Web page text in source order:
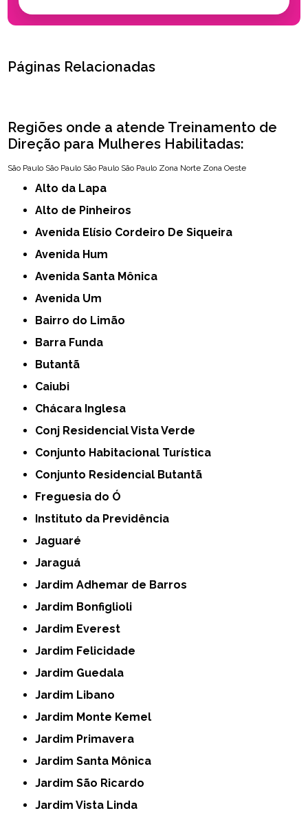
Páginas Relacionadas
Regiões onde a atende Treinamento de
Direção para Mulheres Habilitadas:
São Paulo São Paulo São Paulo São Paulo Zona Norte Zona Oeste
Alto da Lapa
Alto de Pinheiros
Avenida Elísio Cordeiro De Siqueira
Avenida Hum
Avenida Santa Mônica
Avenida Um
Bairro do Limão
Barra Funda
Butantã
Caiubi
Chácara Inglesa
Conj Residencial Vista Verde
Conjunto Habitacional Turística
Conjunto Residencial Butantã
Freguesia do Ó
Instituto da Previdência
Jaguaré
Jaraguá
Jardim Adhemar de Barros
Jardim Bonfiglioli
Jardim Everest
Jardim Felicidade
Jardim Guedala
Jardim Libano
Jardim Monte Kemel
Jardim Primavera
Jardim Santa Mônica
Jardim São Ricardo
Jardim Vista Linda